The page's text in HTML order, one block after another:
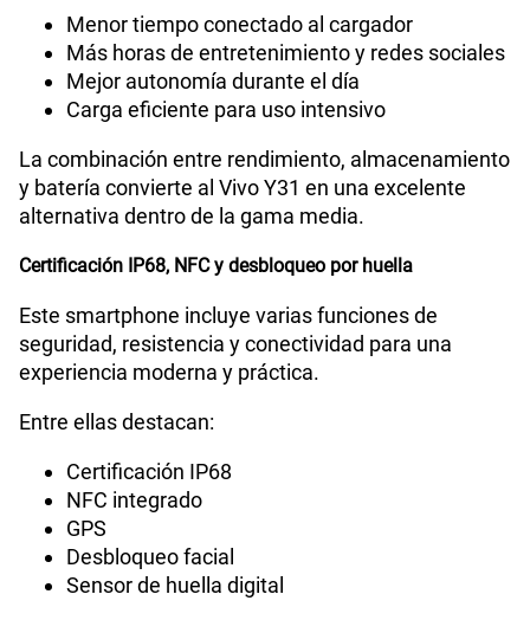
Menor tiempo conectado al cargador
Más horas de entretenimiento y redes sociales
Mejor autonomía durante el día
Carga eficiente para uso intensivo
La combinación entre rendimiento, almacenamiento
y batería convierte al Vivo Y31 en una excelente
alternativa dentro de la gama media.
Certificación IP68, NFC y desbloqueo por huella
Este smartphone incluye varias funciones de
seguridad, resistencia y conectividad para una
experiencia moderna y práctica.
Entre ellas destacan:
Certificación IP68
NFC integrado
GPS
Desbloqueo facial
Sensor de huella digital